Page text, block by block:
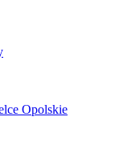
Opolskie